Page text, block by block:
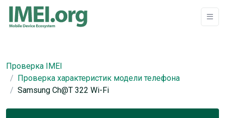
Проверка IMEI
Проверка характеристик модели телефона
Samsung Ch@t 322 Wi-Fi